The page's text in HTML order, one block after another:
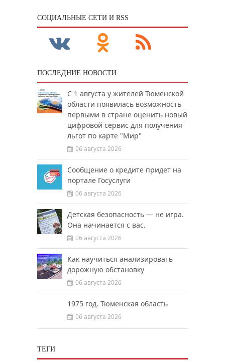
CОЦИАЛЬНЫЕ СЕТИ И RSS
ПОСЛЕДНИЕ НОВОСТИ
С 1 августа у жителей Тюменской
области появилась возможность
первыми в стране оценить новый
цифровой сервис для получения
льгот по карте "Мир"
06 августа 2026
Сообщение о кредите придет на
портале Госуслуги
06 августа 2026
Детская безопасность — не игра.
Она начинается с вас.
06 августа 2026
Как научиться анализировать
дорожную обстановку
06 августа 2026
1975 год. Тюменская область
06 августа 2026
ТЕГИ